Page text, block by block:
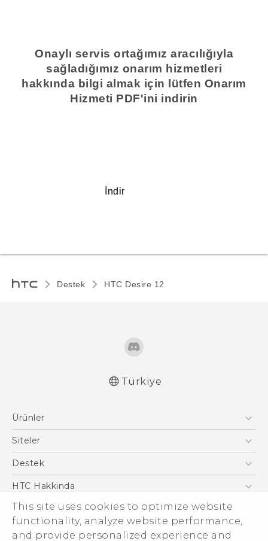
This site uses cookies to optimize website
functionality, analyze website performance,
and provide personalized experience and
Onaylı servis ortağımız aracılığıyla
sağladığımız onarım hizmetleri
hakkında bilgi almak için lütfen Onarım
Hizmeti PDF'ini indirin
İndir
Destek HTC Desire 12‎
Türkiye
Ürünler
Akıllı Telefonlar
VIVE
Siteler
HTC Dev
Destek
Destek Merkezi
HTC Hakkinda
ESG
Yatırımcı (İNGİLİZCE)